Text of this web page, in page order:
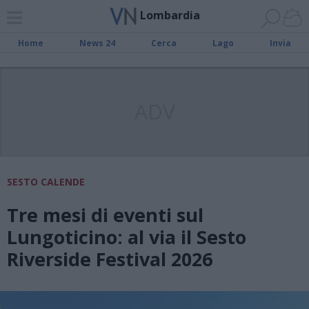
Lombardia
Home News 24 Cerca Lago Invia
SESTO CALENDE
Tre mesi di eventi sul
Lungoticino: al via il Sesto
Riverside Festival 2026